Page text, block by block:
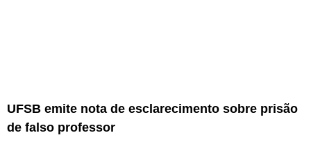
UFSB emite nota de esclarecimento sobre prisão
de falso professor